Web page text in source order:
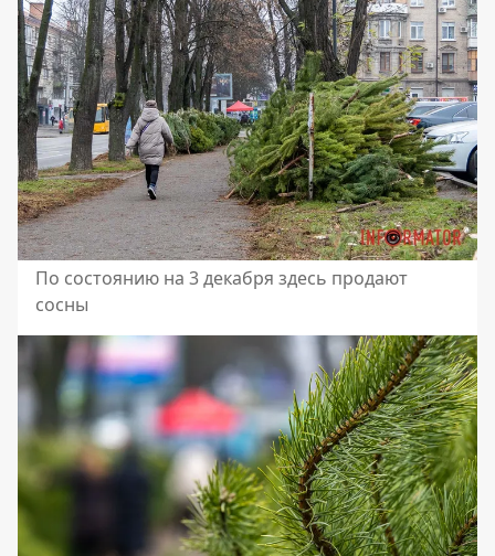
По состоянию на 3 декабря здесь продают
сосны